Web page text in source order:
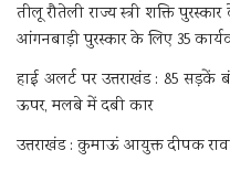
तीलू रौतेली राज्य स्त्री शक्ति
आंगनबाड़ी पुरस्कार के लिए 35
हाई अलर्ट पर उत्तराखंड : 85
ऊपर, मलबे में दबी कार
उत्तराखंड : कुमाऊं आयुक्त दीपक